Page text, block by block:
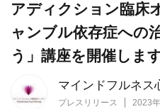
マインドフルネス
プレスリリース 2023
アディクション臨床
ャンブル依存症への
う」講座を開催しま